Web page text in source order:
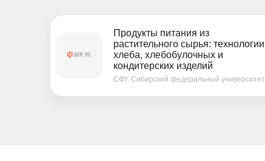
Продукты питания из
растительного сырья: технологии
хлеба, хлебобулочных и
кондитерских изделий
СФУ. Сибирский федеральный университет